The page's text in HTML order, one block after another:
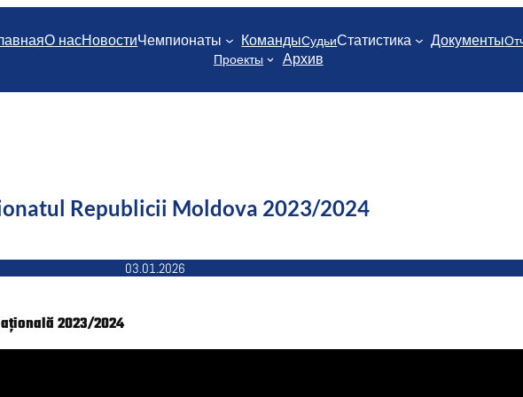
О насНовостиЧемпионаты КомандыСудьиСтатистика Документы
Проекты
Архив
Republicii Moldova 2023/2024
03.01.2026
2023/2024